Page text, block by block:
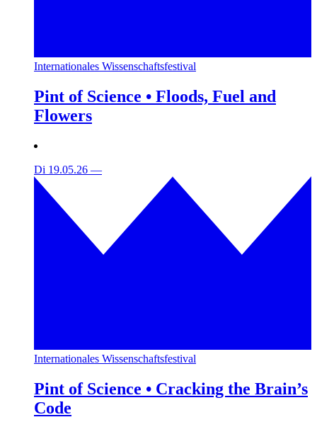
Internationales Wissenschaftsfestival
Pint of Science • Floods, Fuel and
Flowers
Di 19.05.26 —
Internationales Wissenschaftsfestival
Pint of Science • Cracking the Brain’s
Code